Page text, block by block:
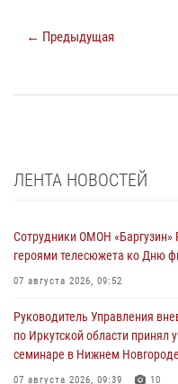
← Предыдущая
ЛЕНТА НОВОСТЕЙ
Сотрудники ОМОН «Баргузин»
героями телесюжета ко Дню
07 августа 2026, 09:52
Руководитель Управления
по Иркутской области принял
семинаре в Нижнем Новгороде
07 августа 2026, 09:39 10